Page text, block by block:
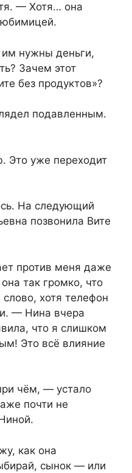
— Хотя… она
нужны деньги,
Зачем этот
без продуктов»?
подавленным.
Это уже переходит
На следующий
позвонила Вите
против меня даже
так громко, что
хотя телефон
— Нина вчера
что я слишком
Это всё влияние
чём, — устало
почти не
как она
сынок — или